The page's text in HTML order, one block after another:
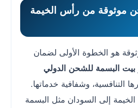
موثوقة من رأس الخيمة
هو الخطوة الأولى لضمان
بيت البسمة للشحن الدولي
التنافسية، وشفافية خدماتها.
إلى السودان مثل البسمة